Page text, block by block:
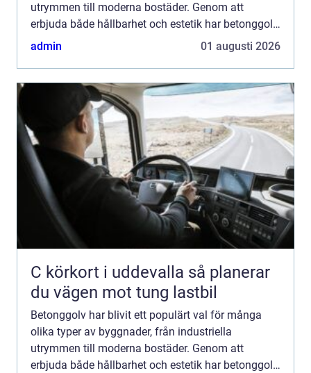
utrymmen till moderna bostäder. Genom att
erbjuda både hållbarhet och estetik har betonggolv
etablerat sig som en tidl...
admin 01 augusti 2026
C körkort i uddevalla så planerar
du vägen mot tung lastbil
Betonggolv har blivit ett populärt val för många
olika typer av byggnader, från industriella
utrymmen till moderna bostäder. Genom att
erbjuda både hållbarhet och estetik har betonggolv